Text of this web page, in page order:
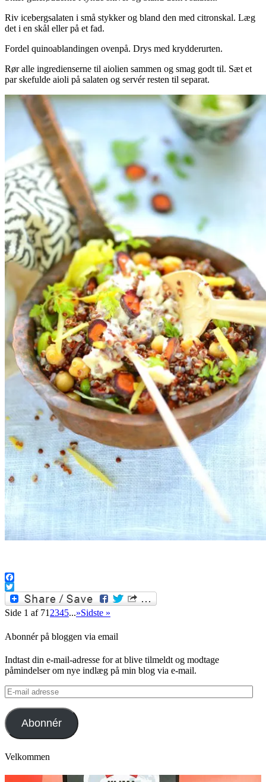
Riv icebergsalaten i små stykker og bland den med citronskal. Læg
det i en skål eller på et fad.
Fordel quinoablandingen ovenpå. Drys med krydderurten.
Rør alle ingredienserne til aiolien sammen og smag godt til. Sæt et
par skefulde aioli på salaten og servér resten til separat.
Facebook
Twitter
Side 1 af 71 2345...»Sidste »
Abonnér på bloggen via email
Indtast din e-mail-adresse for at blive tilmeldt og modtage
påmindelser om nye indlæg på min blog via e-mail.
E-
mail
adresse
Abonnér
Velkommen